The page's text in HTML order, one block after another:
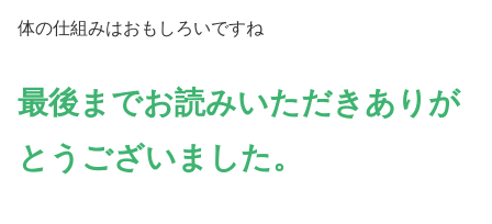
体の仕組みはおもしろいですね
最後までお読みいただきありが
とうございました。